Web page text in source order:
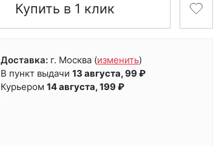
Купить в 1 клик
Доставка: г. Москва (изменить)
В пункт выдачи 13 августа, 99 ₽
Курьером 14 августа, 199 ₽